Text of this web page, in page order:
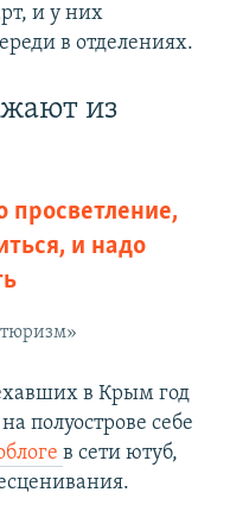
и у них
в отделениях.
из
и надо
в Крым год
полуострове себе
в сети ютуб,